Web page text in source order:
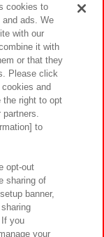
トポリシー
ィ方針と検証結果
問・お問い合わせ
cookies to
ads. We
with our
it with
or that they
Please click
and
the right to opt
partners.
to
opt-out
sharing of
banner,
If you
your